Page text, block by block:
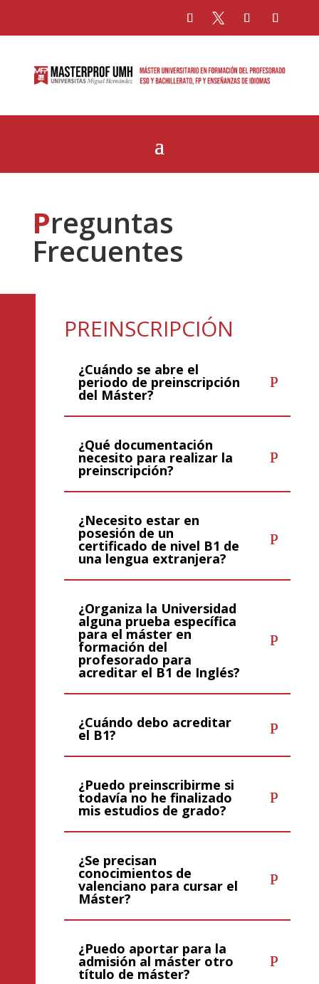
Preguntas
Frecuentes
PREINSCRIPCIÓN
¿Cuándo se abre el
periodo de preinscripción
del Máster?
¿Qué documentación
necesito para realizar la
preinscripción?
¿Necesito estar en
posesión de un
certificado de nivel B1 de
una lengua extranjera?
¿Organiza la Universidad
alguna prueba específica
para el máster en
formación del
profesorado para
acreditar el B1 de Inglés?
¿Cuándo debo acreditar
el B1?
¿Puedo preinscribirme si
todavía no he finalizado
mis estudios de grado?
¿Se precisan
conocimientos de
valenciano para cursar el
Máster?
¿Puedo aportar para la
admisión al máster otro
título de máster?